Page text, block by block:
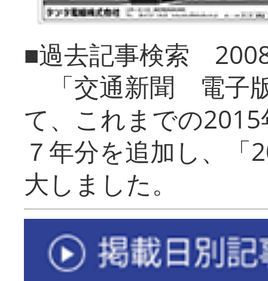
■過去記事検索
「交通新聞 電子
て、これまでの
７年分を追加し、「
大しまし